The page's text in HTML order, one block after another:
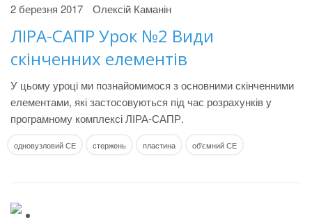
2 березня 2017 Олексій Каманін
ЛІРА-САПР Урок №2 Види
скінченних елементів
У цьому уроці ми познайомимося з основними скінченними
елементами, які застосовуються під час розрахунків у
програмному комплексі ЛІРА-САПР.
одновузловий СЕ стержень пластина об'ємний СЕ